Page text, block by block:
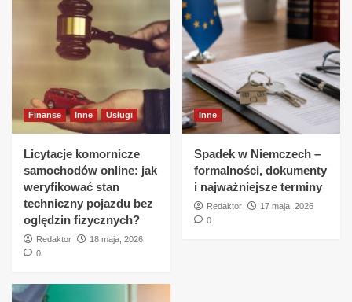
Finanse Inne Usługi
Licytacje komornicze
samochodów online: jak
weryfikować stan
techniczny pojazdu bez
oględzin fizycznych?
Redaktor
18 maja, 2026
0
Inne
Spadek w Niemczech –
formalności, dokumenty
i najważniejsze terminy
Redaktor
17 maja, 2026
0